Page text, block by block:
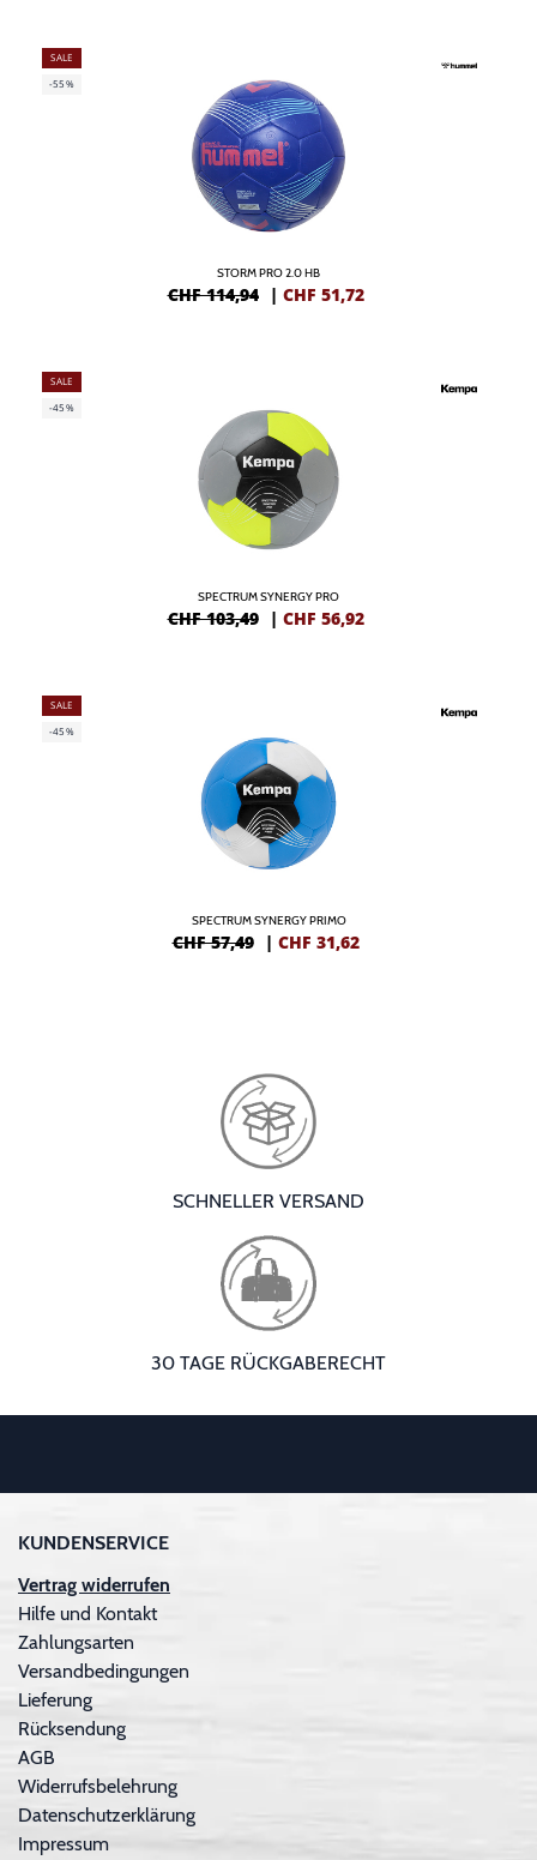
SALE
-55%
STORM PRO 2.0 HB
CHF 114,94 | CHF 51,72
SALE
-45%
SPECTRUM SYNERGY PRO
CHF 103,49 | CHF 56,92
SALE
-45%
SPECTRUM SYNERGY PRIMO
CHF 57,49 | CHF 31,62
SCHNELLER VERSAND
30 TAGE RÜCKGABERECHT
KUNDENSERVICE
Vertrag widerrufen
Hilfe und Kontakt
Zahlungsarten
Versandbedingungen
Lieferung
Rücksendung
AGB
Widerrufsbelehrung
Datenschutzerklärung
Impressum